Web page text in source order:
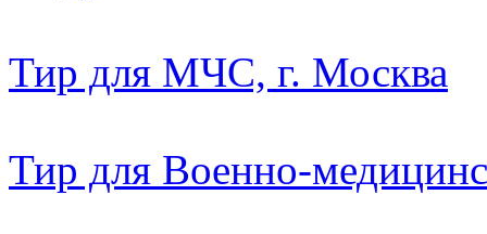
Тир для МЧС, г. Москва
Тир для Военно-